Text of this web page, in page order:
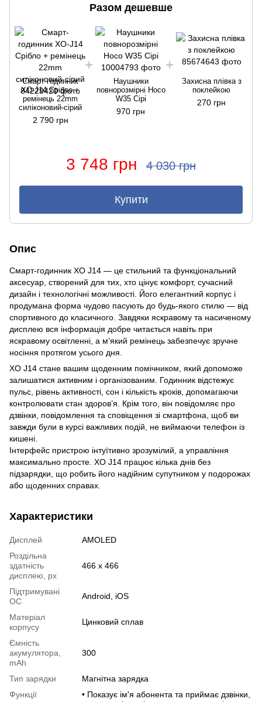
Разом дешевше
Смарт-годинник
XO-J14 Срібло +
ремінець 22mm
силіконовий-сірий
2 790 грн
Наушники
повнорозмірні Hoco
W35 Сірі
970 грн
Захисна плівка з
поклейкою
270 грн
3 748 грн 4 030 грн
Купити
Опис
Смарт-годинник XO J14 — це стильний та функціональний
аксесуар, створений для тих, хто цінує комфорт, сучасний
дизайн і технологічні можливості. Його елегантний корпус і
продумана форма чудово пасують до будь-якого стилю — від
спортивного до класичного. Завдяки яскравому та насиченому
дисплею вся інформація добре читається навіть при
яскравому освітленні, а м’який ремінець забезпечує зручне
носіння протягом усього дня.
XO J14 стане вашим щоденним помічником, який допоможе
залишатися активним і організованим. Годинник відстежує
пульс, рівень активності, сон і кількість кроків, допомагаючи
контролювати стан здоров’я. Крім того, він повідомляє про
дзвінки, повідомлення та сповіщення зі смартфона, щоб ви
завжди були в курсі важливих подій, не виймаючи телефон із
кишені.
Інтерфейс пристрою інтуїтивно зрозумілий, а управління
максимально просте. XO J14 працює кілька днів без
підзарядки, що робить його надійним супутником у подорожах
або щоденних справах.
Характеристики
Дисплей
AMOLED
Роздільна
здатність
дисплею, px
466 х 466
Підтримувані
ОС
Android, iOS
Матеріал
корпусу
Цинковий сплав
Ємність
акумулятора,
mAh
300
Тип зарядки
Магнітна зарядка
Функції
• Показує ім'я абонента та приймає дзвінки,